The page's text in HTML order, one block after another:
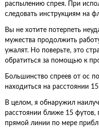
распылению спрея. При
следовать инструкциям на
Вы не хотите потерпеть
мужества продолжить
ужалят. Но поверьте, это
обратиться за помощью к
Большинство спреев от ос
находиться на расстоянии
В целом, я обнаружил
расстоянии ближе 15 футов,
прямой линии по мере